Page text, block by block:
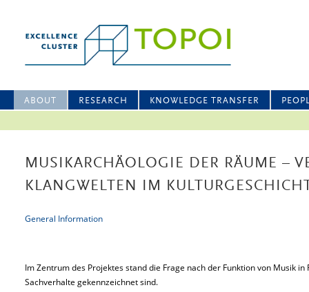
ABOUT RESEARCH KNOWLEDGE TRANSFER
MUSIKARCHÄOLOGIE DER RÄUME –
KLANGWELTEN IM
General Information
Im Zentrum des Projektes stand die Frage nach der Funktion von Musik
Sachverhalte gekennzeichnet sind.